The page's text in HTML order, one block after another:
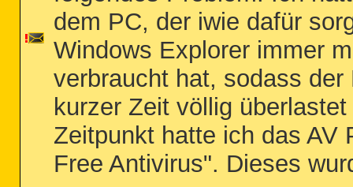
dem PC, der iwie dafür
Windows Explorer immer
verbraucht hat, sodass der
kurzer Zeit völlig
Zeitpunkt hatte ich das AV
Free Antivirus". Dieses